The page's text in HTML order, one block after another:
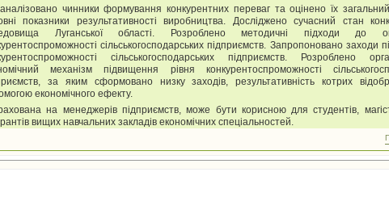
чинники формування конкурентних переваг та оцінено їх
показники результативності виробництва. Досліджено сучасний стан
Луганської області. Розроблено методичні підходи до
сільськогосподарських підприємств. Запропоновано заходи
сільськогосподарських підприємств. Розроблено
механізм підвищення рівня конкурентоспроможності
за яким сформовано низку заходів, результативність котрих
економічного ефекту.
на менеджерів підприємств, може бути корисною для студентів,
вищих навчальних закладів економічних спеціальностей.